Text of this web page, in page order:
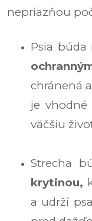
nepriazňou
Psia búda
chránená
je vhodné
väčšiu
Strecha
krytinou,
a udrží